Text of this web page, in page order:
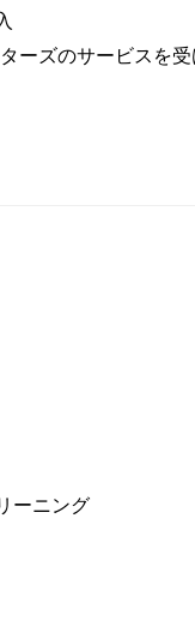
ーズのサービスを
ーニング